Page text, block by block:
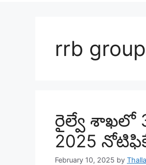
rrb
రైల్వే శాఖలో
2025
February 10, 2025 by